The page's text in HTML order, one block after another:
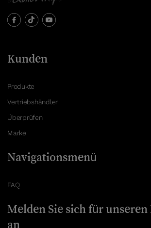
Kunden
Produkte
Vertriebshändler
Überprüfen
Marke
Navigationsmenü
FAQ
Melden Sie sich für
an